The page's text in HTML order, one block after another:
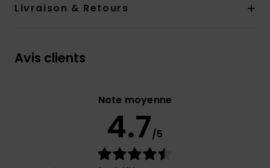
Livraison & Retours
Avis clients
Note moyenne
4.7/5